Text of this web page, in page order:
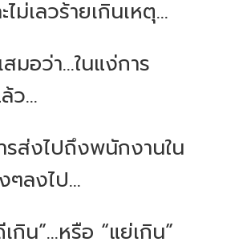
ไม่เลวร้ายเกินเหตุ...
สมอว่า...ในแง่การ
ว...
รส่งไปถึงพนักงานใน
ๆลงไป...
กิน”...หรือ “แย่เกิน”